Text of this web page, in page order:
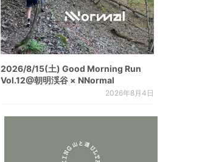
2026/8/15(土) Good Morning Run
Vol.12@朝明渓谷 × NNormal
2026年8月4日